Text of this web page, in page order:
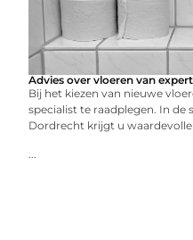
Advies over vloeren van
Bij het kiezen van nieuwe
specialist te raadplegen. In
Dordrecht krijgt u
...